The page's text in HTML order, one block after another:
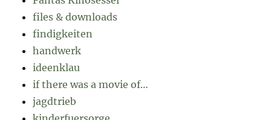
files & downloads
findigkeiten
handwerk
ideenklau
if there was a movie of…
jagdtrieb